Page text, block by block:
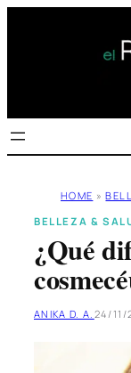
HOME »
BELLEZA &
¿Qué
ANIKA D. A. 24/11/